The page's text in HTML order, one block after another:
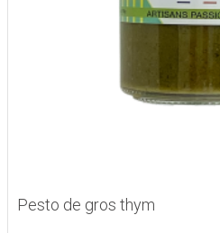
Pesto de gros thym